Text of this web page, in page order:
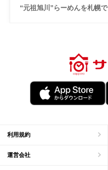
“元祖旭川”らーめんを札幌で
利用規約
運営会社